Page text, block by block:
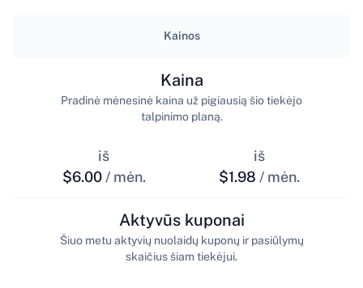
Kainos
iš
$6.00 / mėn.
Kaina
Pradinė mėnesinė kaina už pigiausią šio tiekėjo
talpinimo planą.
iš
$1.98 / mėn.
Aktyvūs kuponai
Šiuo metu aktyvių nuolaidų kuponų ir pasiūlymų
skaičius šiam tiekėjui.